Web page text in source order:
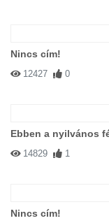
Nincs cím!
12427 0
Ebben a nyilvános
14829 1
Nincs cím!